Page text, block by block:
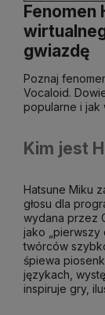
Fenomen
gwiazdę
Poznaj
Vocaloid.
popularne i jak
Kim jest
Hatsune Miku
głosu dla
wydana przez
jako „pierwszy
twórców
śpiewa
językach,
inspiruje gry,